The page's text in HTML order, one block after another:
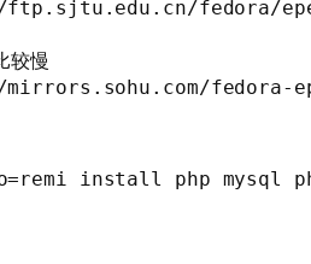
fedora/
较慢
install php mysql